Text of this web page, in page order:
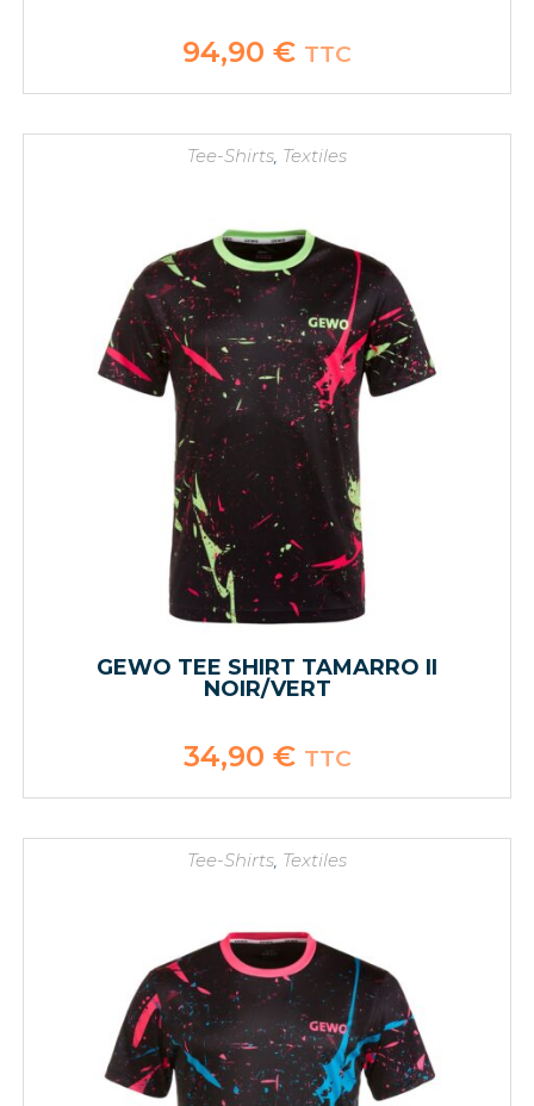
94,90 € TTC
Tee-Shirts Textiles
GEWO TEE SHIRT TAMARRO II
NOIR/VERT
34,90 € TTC
Tee-Shirts, Textiles